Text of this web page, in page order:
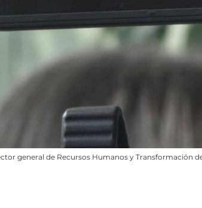
general de Recursos Humanos y Transformación